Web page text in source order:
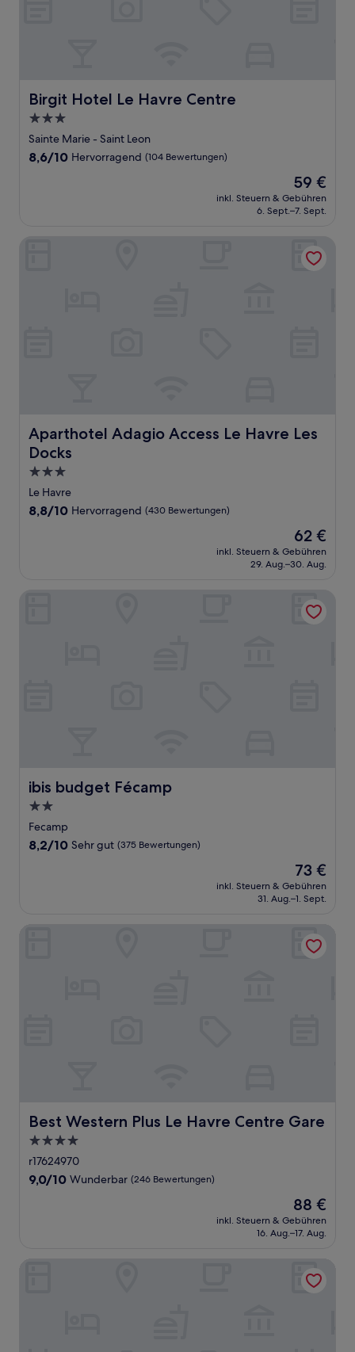
Birgit Hotel Le Havre Centre
Birgit Hotel Le Havre Centre
3.0-
Sterne-
Unterkunft
Sainte Marie - Saint Leon
8.6
8,6/10 Hervorragend (104 Bewertungen)
Der
Preis
beträgt
59 €
inkl. Steuern & Gebühren
6. Sept.–7. Sept.
Aparthotel Adagio Access Le Havre Les
Docks
Aparthotel Adagio Access Le Havre Les Docks
3.0-
Sterne-
Unterkunft
Le Havre
8.8
8,8/10 Hervorragend (430 Bewertungen)
Der
Preis
beträgt
62 €
inkl. Steuern & Gebühren
29. Aug.–30. Aug.
ibis budget Fécamp
ibis budget Fécamp
2.0-
Sterne-
Unterkunft
Fecamp
8.2
Bewertungen)
8,2/10 Sehr gut (375 Bewertungen)
Der
Preis
beträgt
73 €
inkl. Steuern & Gebühren
31. Aug.–1. Sept.
Best Western Plus Le Havre Centre Gare
Best Western Plus Le Havre Centre Gare
4.0-
Sterne-
Unterkunft
r17624970
9.0
9,0/10 Wunderbar (246 Bewertungen)
Der
Preis
beträgt
88 €
inkl. Steuern & Gebühren
16. Aug.–17. Aug.